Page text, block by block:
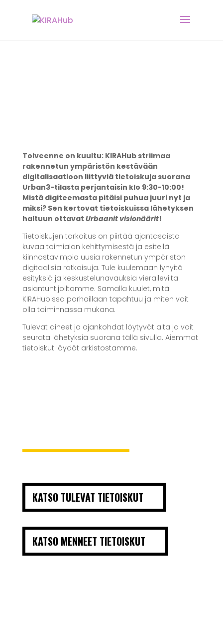
Toiveenne on kuultu: KIRAHub striimaa
rakennetun ympäristön kestävään
digitalisaatioon liittyviä tietoiskuja suorana
Urban3-tilasta perjantaisin klo 9:30-10:00!
Mistä digiteemasta pitäisi puhua juuri nyt ja
miksi? Sen kertovat tietoiskuissa lähetyksen
haltuun ottavat Urbaanit visionäärit!
Tietoiskujen tarkoitus on piirtää ajantasaista
kuvaa toimialan kehittymisestä ja esitellä
kiinnostavimpia uusia rakennetun ympäristön
digitaalisia ratkaisuja. Tule kuulemaan lyhyitä
esityksiä ja keskustelunavauksia vierailevilta
asiantuntijoiltamme. Samalla kuulet, mitä
KIRAHubissa parhaillaan tapahtuu ja miten voit
olla toiminnassa mukana.
Tulevat aiheet ja ajankohdat löytyvät alta ja voit
seurata lähetyksiä suorana tällä sivulla. Aiemmat
tietoiskut löydät arkistostamme.
KATSO TULEVAT TIETOISKUT
KATSO MENNEET TIETOISKUT